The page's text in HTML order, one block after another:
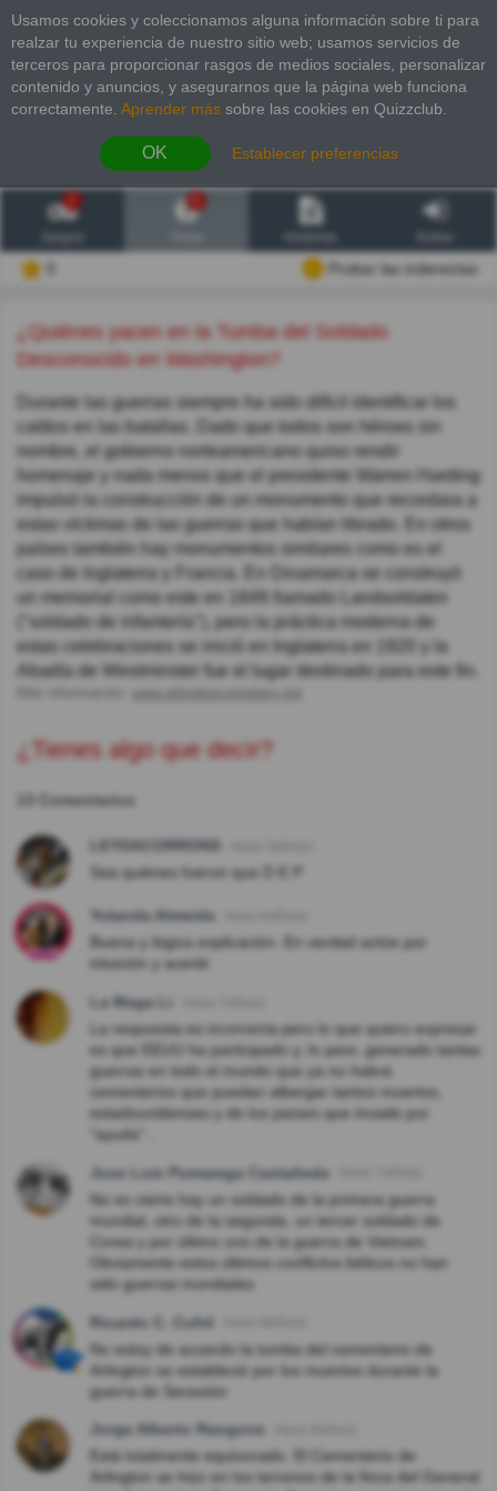
Usamos cookies y coleccionamos alguna información sobre ti para
realzar tu experiencia de nuestro sitio web; usamos servicios de
terceros para proporcionar rasgos de medios sociales, personalizar
contenido y anuncios, y asegurarnos que la página web funciona
correctamente. Aprender más sobre las cookies en Quizzclub.
OK Establecer preferencias
2
Probar las inderectas
¿Quiénes yacen en la Tumba del Soldado
Desconocido en Washington?
Durante las guerras siempre ha sido difícil identificar los
caídos en las batallas. Dado que todos son héroes sin
nombre, el gobierno norteamericano quiso rendir
homenaje y nada menos que el presidente Warren Harding
impulsó la construcción de un monumento que recordara a
estas víctimas de las guerras que habían librado. En otros
países también hay monumentos similares como es el
caso de Inglaterra y Francia. En Dinamarca se construyó
un memorial como este en 1849 llamado Landsoldaten
("soldado de infantería"), pero la práctica moderna de
estas celebraciones se inició en Inglaterra en 1920 y la
Abadía de Westminster fue el lugar destinado para este fin.
www.arlingtoncemetery.mil
¿Tienes algo que decir?
13 Comentarios
LEYDACORRONS
Sea quiénes fueron que D E P
Yolanda Almeida
Buena y lógica explicación. En verdad actúe por
intuición y acerté.
La Maga Li
La respuesta es incorrecta pero lo que quiero expresar
es que EEUU ha participado y, lo peor, generado tantas
guerras en todo el mundo que ya no habrá
cementerios que puedan albergar tantos muertos,
estadounidenses y de los países que invade por
"ayuda"...
Jose Luis Pumarega Castañeda
No es cierto hay un soldado de la primera guerra
mundial, otro de la segunda, un tercer soldado de
Corea y por último uno de la guerra de Vietnam.
Obviamente estos últimos conflictos bélicos no han
sido guerras mundiales
Ricardo C. Cufré
No estoy de acuerdo la tumba del cementerio de
Arlington se estableció por los muertos durante la
guerra de Secesión
Jorge Alberto Rangone
Está totalmente equivocado. El Cementerio de
Arlington se hizo en los terrenos de la finca del General